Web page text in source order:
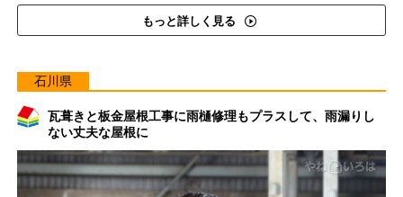
もっと詳しく見る
石川県
瓦葺きと板金屋根工事に雨樋修理もプラスして、雨漏りし
ない丈夫な屋根に